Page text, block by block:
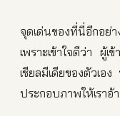
จุดเด่นของที่นี่อีกอย่
เพราะเข้าใจดีว่า ผู้
เชียลมีเดียของตัวเอ
ประกอบภาพให้เราอ้